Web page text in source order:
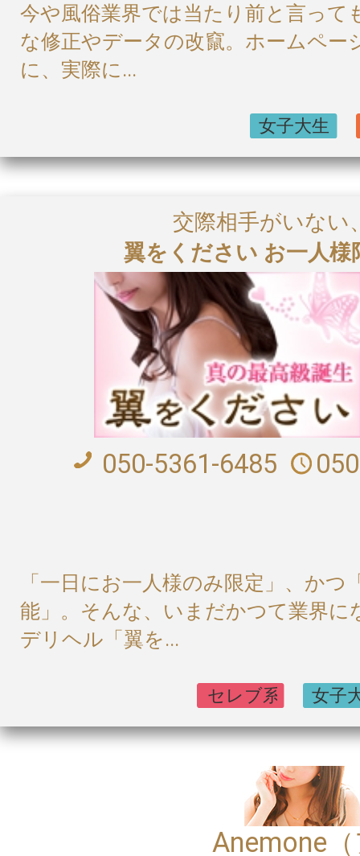
今や風俗業界では当たり前と言っ
な修正やデータの改竄。ホームペ
に、実際に...
交際相手がいない
翼をください お一人様
050-5361-6485
「一日にお一人様のみ限定」、か
能」。そんな、いまだかつて業界
デリヘル「翼を...
Anemone